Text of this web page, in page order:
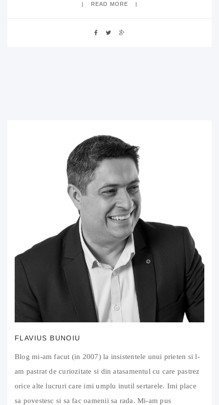
READ MORE
FLAVIUS BUNOIU
Blog mi-am facut (in 2007) la insistentele unui prieten si l-
am pastrat de curiozitate si din atasamentul cu care pastrez
orice alte lucruri care imi umplu inutil sertarele. Imi place
sa povestesc si sa fac oamenii sa rada. Mi-am pus